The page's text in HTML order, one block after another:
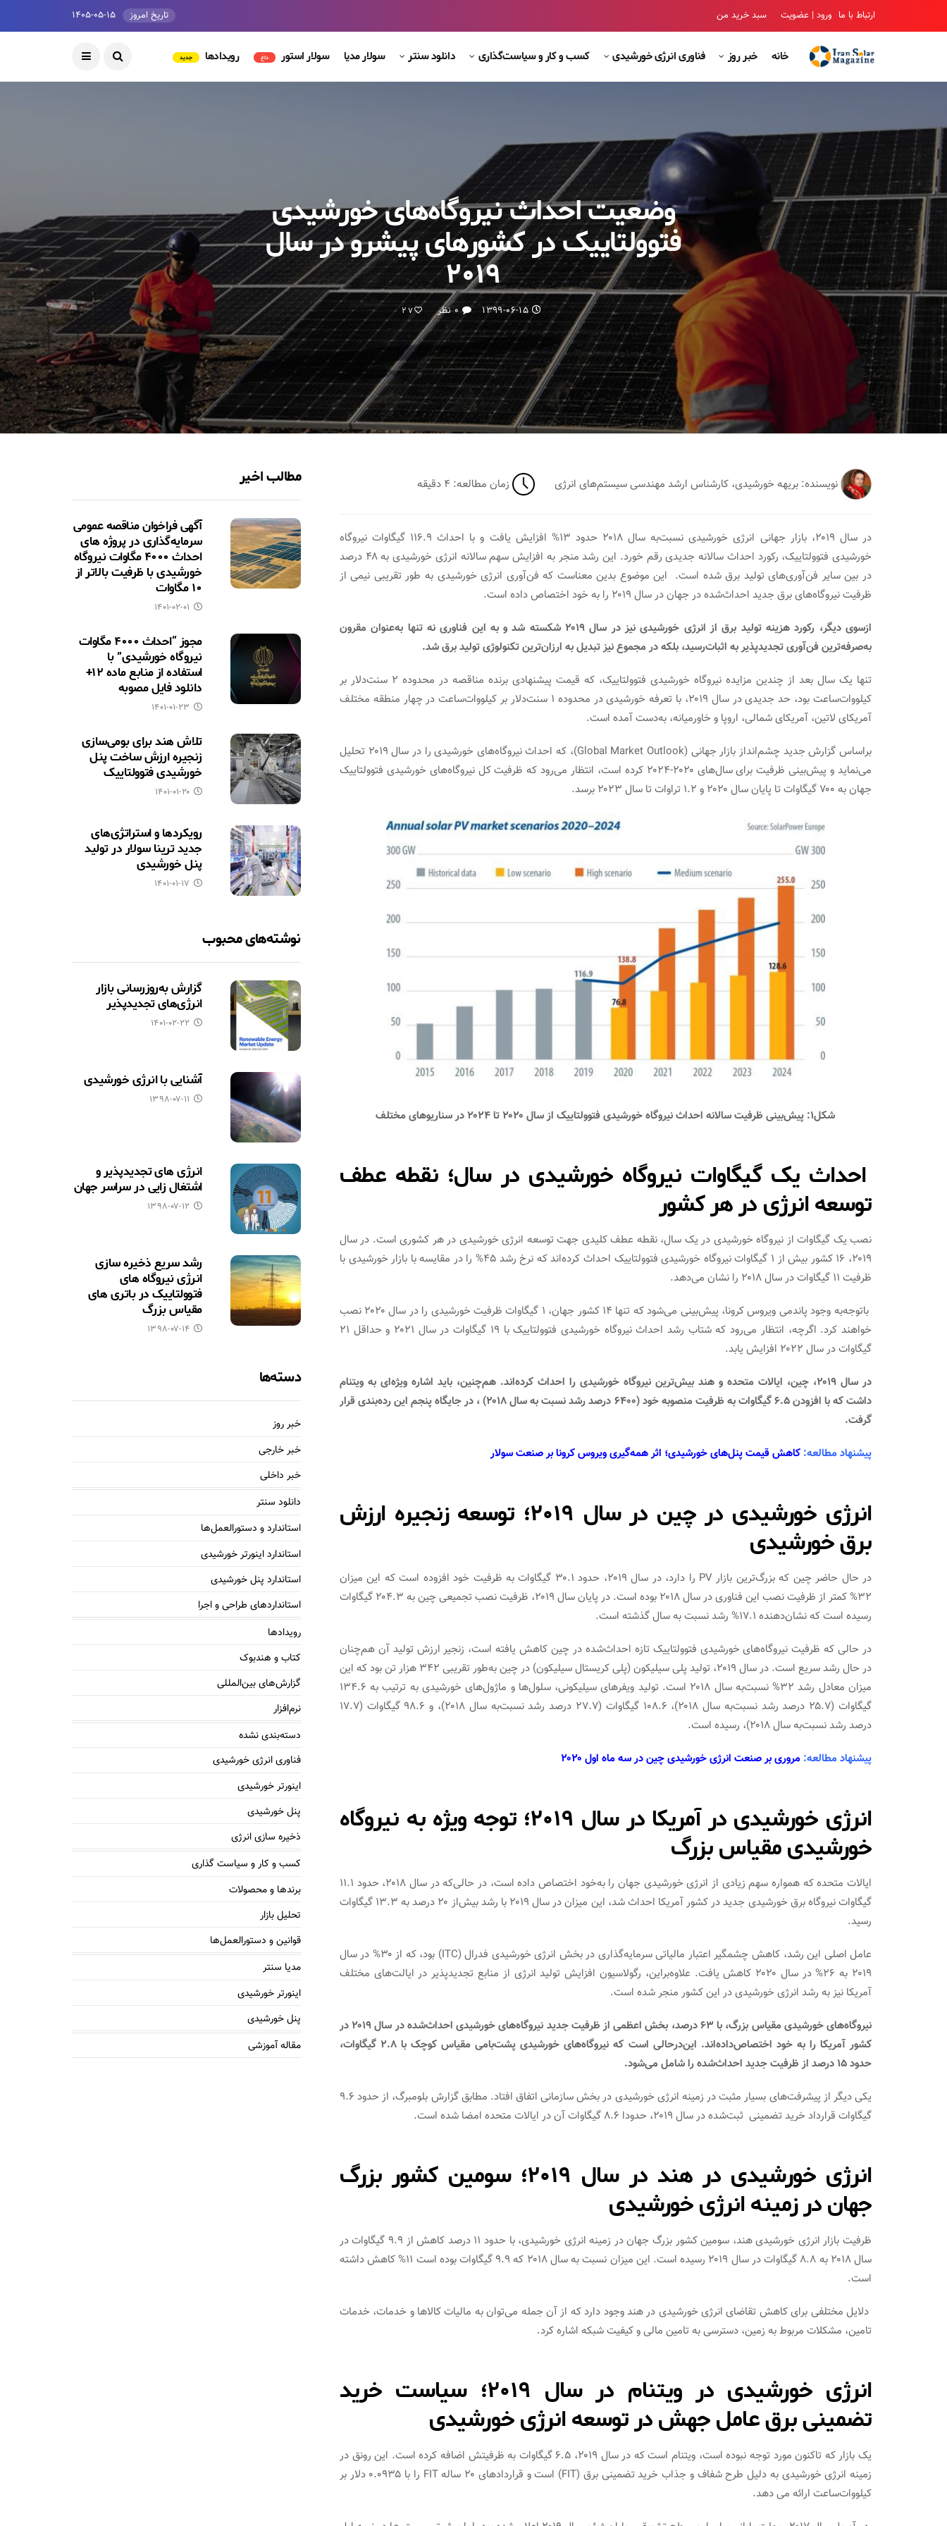
ارتباط با ما ورود | عضویت سبد خرید من تاریخ امروز ۱۴۰۵-۰۵-۱۵
خانه خبر روز فناوری انرژی خورشیدی کسب و کار و سیاست‌گذاری دانلود سنتر سولار مدیا سولار استور داغ رویدادها جدید
وضعیت احداث نیروگاه‌های خورشیدی
فتوولتاییک در کشورهای پیشرو در سال
۲۰۱۹
۱۳۹۹-۰۶-۱۵ ۰ نظر 27
نویسنده: بریهه خورشیدی، کارشناس ارشد مهندسی سیستم‌های انرژی زمان مطالعه: ۴ دقیقه
در سال ۲۰۱۹، بازار جهانی انرژی خورشیدی نسبت‌به سال ۲۰۱۸ حدود ۱۳% افزایش یافت و با احداث ۱۱۶.۹ گیگاوات نیروگاه
خورشیدی فتوولتاییک، رکورد احداث سالانه جدیدی رقم خورد. این رشد منجر به افزایش سهم سالانه انرژی خورشیدی به ۴۸ درصد
در بین سایر فن‌آوری‌های تولید برق شده است. این موضوع بدین معناست که فن‌آوری انرژی خورشیدی به طور تقریبی نیمی از
ظرفیت نیروگاه‌های برق جدید احداث‌شده در جهان در سال ۲۰۱۹ را به خود اختصاص داده است.
ازسوی دیگر، رکورد هزینه تولید برق از انرژی خورشیدی نیز در سال ۲۰۱۹ شکسته شد و به این فناوری نه تنها به‌عنوان مقرون
به‌صرفه‌ترین فن‌آوری تجدیدپذیر به اثبات‌رسید، بلکه در مجموع نیز تبدیل به ارزان‌ترین تکنولوژی تولید برق شد.
تنها یک سال بعد از چندین مزایده نیروگاه خورشیدی فتوولتاییک، که قیمت پیشنهادی برنده مناقصه در محدوده ۲ سنت‌دلار بر
کیلووات‌ساعت بود، حد جدیدی در سال ۲۰۱۹، با تعرفه خورشیدی در محدوده ۱ سنت‌دلار بر کیلووات‌ساعت در چهار منطقه مختلف
آمریکای لاتین، آمریکای شمالی، اروپا و خاورمیانه، به‌دست آمده است.
براساس گزارش جدید چشم‌انداز بازار جهانی (Global Market Outlook)، که احداث نیروگاه‌های خورشیدی را در سال ۲۰۱۹ تحلیل
می‌نماید و پیش‌بینی ظرفیت برای سال‌های ۲۰۲۰-۲۰۲۴ کرده است، انتظار می‌رود که ظرفیت کل نیروگاه‌های خورشیدی فتوولتاییک
جهان به ۷۰۰ گیگاوات تا پایان سال ۲۰۲۰ و ۱.۲ تراوات تا سال ۲۰۲۳ برسد.
شکل۱: پیش‌بینی ظرفیت سالانه احداث نیروگاه خورشیدی فتوولتاییک از سال ۲۰۲۰ تا ۲۰۲۴ در سناریوهای مختلف
احداث یک گیگاوات نیروگاه خورشیدی در سال؛ نقطه عطف
توسعه انرژی در هر کشور
نصب یک گیگاوات از نیروگاه خورشیدی در یک سال، نقطه عطف کلیدی جهت توسعه انرژی خورشیدی در هر کشوری است. در سال
۲۰۱۹، ۱۶ کشور بیش از ۱ گیگاوات نیروگاه خورشیدی فتوولتاییک احداث کرده‌اند که نرخ رشد ۴۵% را در مقایسه با بازار خورشیدی با
ظرفیت ۱۱ گیگاوات در سال ۲۰۱۸ را نشان می‌دهد.
باتوجه‌به وجود پاندمی ویروس کرونا، پیش‌بینی می‌شود که تنها ۱۴ کشور جهان، ۱ گیگاوات ظرفیت خورشیدی را در سال ۲۰۲۰ نصب
خواهند کرد. اگرچه، انتظار می‌رود که شتاب رشد احداث نیروگاه خورشیدی فتوولتاییک با ۱۹ گیگاوات در سال ۲۰۲۱ و حداقل ۲۱
گیگاوات در سال ۲۰۲۲ افزایش یابد.
در سال ۲۰۱۹، چین، ایالات متحده و هند بیش‌ترین نیروگاه خورشیدی را احداث کرده‌اند. هم‌چنین، باید اشاره ویژه‌ای به ویتنام
داشت که با افزودن ۶.۵ گیگاوات به ظرفیت منصوبه خود (۶۴۰۰ درصد رشد نسبت به سال ۲۰۱۸) ، در جایگاه پنجم این رده‌بندی قرار
گرفت.
پیشنهاد مطالعه: کاهش قیمت پنل‌های خورشیدی؛ اثر همه‌گیری ویروس کرونا بر صنعت سولار
انرژی خورشیدی در چین در سال ۲۰۱۹؛ توسعه زنجیره ارزش
برق خورشیدی
در حال حاضر چین که بزرگ‌ترین بازار PV را دارد، در سال ۲۰۱۹، حدود ۳۰.۱ گیگاوات به ظرفیت خود افزوده است که این میزان
۳۲% کمتر از ظرفیت نصب این فناوری در سال ۲۰۱۸ بوده است. در پایان سال ۲۰۱۹، ظرفیت نصب تجمیعی چین به ۲۰۴.۳ گیگاوات
رسیده است که نشان‌دهنده ۱۷.۱% رشد نسبت به سال گذشته است.
در حالی که ظرفیت نیروگاه‌های خورشیدی فتوولتاییک تازه احداث‌شده در چین کاهش یافته است، زنجیر ارزش تولید آن هم‌چنان
در حال رشد سریع است. در سال ۲۰۱۹، تولید پلی سیلیکون (پلی کریستال سیلیکون) در چین به‌طور تقریبی ۳۴۲ هزار تن بود که این
میزان معادل رشد ۳۲% نسبت‌به سال ۲۰۱۸ است. تولید ویفرهای سیلیکونی، سلول‌ها و ماژول‌های خورشیدی به ترتیب به ۱۳۴.۶
گیگاوات (۲۵.۷ درصد رشد نسبت‌به سال ۲۰۱۸)، ۱۰۸.۶ گیگاوات (۲۷.۷ درصد رشد نسبت‌به سال ۲۰۱۸)، و ۹۸.۶ گیگاوات (۱۷.۷
درصد رشد نسبت‌به سال ۲۰۱۸)، رسیده است.
پیشنهاد مطالعه: مروری بر صنعت انرژی خورشیدی چین در سه ماه اول ۲۰۲۰
انرژی خورشیدی در آمریکا در سال ۲۰۱۹؛ توجه ویژه به نیروگاه‌
خورشیدی مقیاس بزرگ
ایالات متحده که همواره سهم زیادی از انرژی خورشیدی جهان را به‌خود اختصاص داده است، در حالی‌که در سال ۲۰۱۸، حدود ۱۱.۱
گیگاوات نیروگاه برق خورشیدی جدید در کشور آمریکا احداث شد، این میزان در سال ۲۰۱۹ با رشد بیش‌از ۲۰ درصد به ۱۳.۳ گیگاوات
رسید.
عامل اصلی این رشد، کاهش چشمگیر اعتبار مالیاتی سرمایه‌گذاری در بخش انرژی خورشیدی فدرال (ITC) بود، که از ۳۰% در سال
۲۰۱۹ به ۲۶% در سال ۲۰۲۰ کاهش یافت. علاوه‌براین، رگولاسیون افزایش تولید انرژی از منابع تجدیدپذیر در ایالت‌های مختلف
آمریکا نیز به رشد انرژی خورشیدی در این کشور منجر شده است.
نیروگاه‌های خورشیدی مقیاس بزرگ، با ۶۳ درصد، بخش اعظمی از ظرفیت جدید نیروگاه‌های خورشیدی احداث‌شده در سال ۲۰۱۹ در
کشور آمریکا را به خود اختصاص‌داده‌اند. این‌درحالی است که نیروگاه‌های خورشیدی پشت‌بامی مقیاس کوچک با ۲.۸ گیگاوات،
حدود ۱۵ درصد از ظرفیت جدید احداث‌شده را شامل می‌شود.
یکی دیگر از پیشرفت‌های بسیار مثبت در زمینه انرژی خورشیدی در بخش سازمانی اتفاق افتاد. مطابق گزارش بلومبرگ، از حدود ۹.۶
گیگاوات قرارداد خرید تضمینی ثبت‌شده در سال ۲۰۱۹، حدودا ۸.۶ گیگاوات آن در ایالات متحده امضا شده است.
انرژی خورشیدی در هند در سال ۲۰۱۹؛ سومین کشور بزرگ
جهان در زمینه انرژی خورشیدی
ظرفیت بازار انرژی خورشیدی هند، سومین کشور بزرگ جهان در زمینه انرژی خورشیدی، با حدود ۱۱ درصد کاهش از ۹.۹ گیگاوات در
سال ۲۰۱۸ به ۸.۸ گیگاوات در سال ۲۰۱۹ رسیده است. این میزان نسبت به سال ۲۰۱۸ که ۹.۹ گیگاوات بوده است ۱۱% کاهش داشته
است.
دلایل مختلفی برای کاهش تقاضای انرژی خورشیدی در هند وجود دارد که از آن جمله می‌توان به مالیات کالاها و خدمات، خدمات
تامین، مشکلات مربوط به زمین، دسترسی به تامین مالی و کیفیت شبکه اشاره کرد.
انرژی خورشیدی در ویتنام در سال ۲۰۱۹؛ سیاست خرید
تضمینی برق عامل جهش در توسعه انرژی خورشیدی
یک بازار که تاکنون مورد توجه نبوده است، ویتنام است که در سال ۲۰۱۹، ۶.۵ گیگاوات به ظرفیتش اضافه کرده است. این رونق در
زمینه انرژی خورشیدی به دلیل طرح شفاف و جذاب خرید تضمینی برق (FIT) است و قراردادهای ۲۰ ساله FIT را با ۰.۰۹۳۵ دلار بر
کیلووات‌ساعت ارائه می دهد.
مطالب اخیر
آگهی فراخوان مناقصه عمومی
سرمایه‌گذاری در پروژه های
احداث ۴۰۰۰ مگاوات نیروگاه
خورشیدی با ظرفیت بالاتر از
۱۰ مگاوات
۱۴۰۱-۰۲-۰۱
مجوز “احداث ۴۰۰۰ مگاوات
نیروگاه خورشیدی” با
استفاده از منابع ماده ۱۲+
دانلود فایل مصوبه
۱۴۰۱-۰۱-۲۳
تلاش هند برای بومی‌سازی
زنجیره ارزش ساخت پنل
خورشیدی فتوولتاییک
۱۴۰۱-۰۱-۲۰
رویکردها و استراتژی‌های
جدید ترینا سولار در تولید
پنل خورشیدی
۱۴۰۱-۰۱-۱۷
نوشته‌های محبوب
گزارش به‌روزرسانی بازار
انرژی‌های تجدیدپذیر
۱۴۰۱-۰۲-۲۲
آشنایی با انرژی خورشیدی
۱۳۹۸-۰۷-۱۱
انرژی های تجدیدپذیر و
اشتغال زایی در سراسر جهان
۱۳۹۸-۰۷-۱۲
رشد سریع ذخیره سازی
انرژی نیروگاه های
فتوولتاییک در باتری های
مقیاس بزرگ
۱۳۹۸-۰۷-۱۴
دسته‌ها
خبر روز
خبر خارجی
خبر داخلی
دانلود سنتر
استاندارد و دستورالعمل‌ها
استاندارد اینورتر خورشیدی
استاندارد پنل خورشیدی
استانداردهای طراحی و اجرا
رویدادها
کتاب و هندبوک
گزارش‌های بین‌المللی
نرم‌افزار
دسته‌بندی نشده
فناوری انرژی خورشیدی
اینورتر خورشیدی
پنل خورشیدی
ذخیره سازی انرژی
کسب و کار و سیاست گذاری
برندها و محصولات
تحلیل بازار
قوانین و دستورالعمل‌ها
مدیا سنتر
اینورتر خورشیدی
پنل خورشیدی
مقاله آموزشی